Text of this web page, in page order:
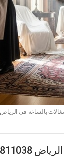
بالساعة في الرياض